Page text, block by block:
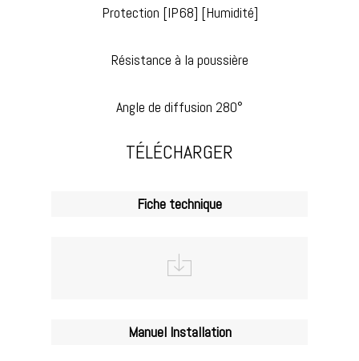
Protection [IP68] [Humidité]
Résistance à la poussière
Angle de diffusion 280°
TÉLÉCHARGER
Fiche technique
Manuel Installation